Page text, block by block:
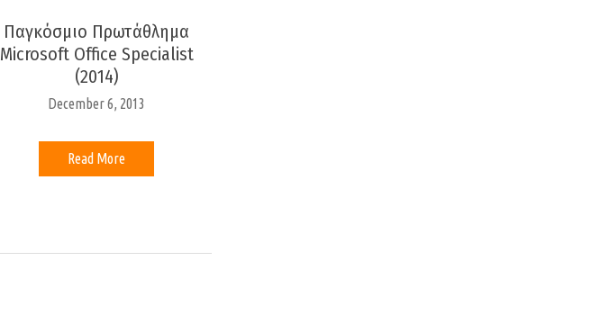
Παγκόσμιο Πρωτάθλημα
Microsoft Office Specialist
(2014)
December 6, 2013
Read More